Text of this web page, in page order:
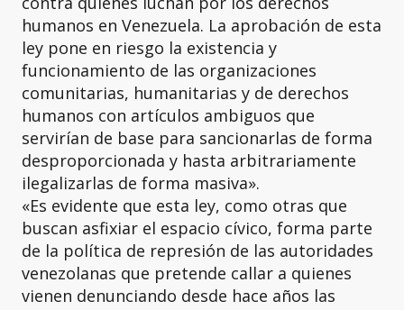
humanos en Venezuela. La aprobación de esta
ley pone en riesgo la existencia y
funcionamiento de las organizaciones
comunitarias, humanitarias y de derechos
humanos con artículos ambiguos que
servirían de base para sancionarlas de forma
desproporcionada y hasta arbitrariamente
ilegalizarlas de forma masiva».
«Es evidente que esta ley, como otras que
buscan asfixiar el espacio cívico, forma parte
de la política de represión de las autoridades
venezolanas que pretende callar a quienes
vienen denunciando desde hace años las